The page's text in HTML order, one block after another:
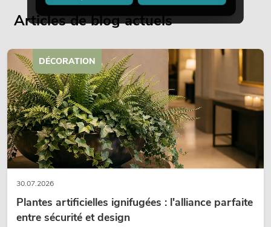
Articles de blog actuels
30.07.2026
Plantes artificielles ignifugées : l'alliance parfaite
entre sécurité et design
DÉCORATION